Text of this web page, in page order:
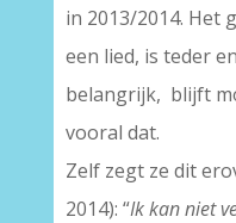
in 2013/2014. Het
een lied, is teder
belangrijk, blijft
vooral dat.
Zelf zegt ze dit
2014): “Ik kan niet